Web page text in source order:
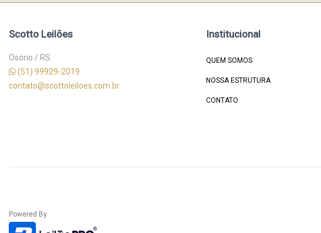
Scotto Leilões
Osório / RS
(51) 99929-2019
contato@scottoleiloes.com.br
Institucional
QUEM SOMOS
NOSSA ESTRUTURA
CONTATO
Powered By